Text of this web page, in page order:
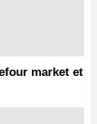
market et